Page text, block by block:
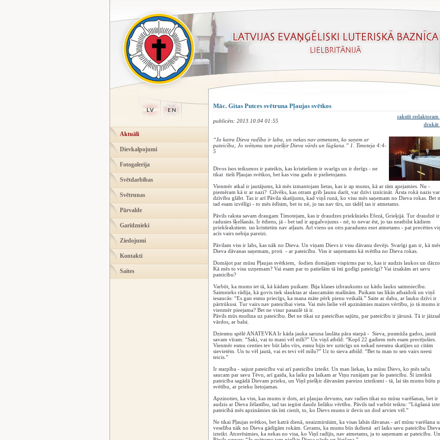
Aktuāli
Dievkalpojumi
Fotogalerija
Svētdarbības
Svētrunas
Pārvalde
Garīdznieki
Ziedojumi
Kontakti
Saites
Māc. Gitas Putces svētruna Pļaujas svētkos
publicēts: 2013.10.04 01:55
rakstīt redaktoram
drukāt
“Jo katra Dieva radība ir laba, un nekas nav atmetams, ko saņem ar
pateicību; Jo svētumu tam piešķir Dieva vārds un lūgšana.” 1. Timoteja 4:4-
5
Divos īsos teikumos ir pateikts, kas kristiešiem ir svarīgs un ir derīgs - ne
tikai tieši Pļaujas svētkos, bet kas visu gadu ir pielietojams.
Vienmēr atkal ir jautājums, kā mēs izmantojam lietas, kas ir ap mums, kā ar tām apejamies. Nu -
piemēram kā ir ar nazi? Cilvēks, kas otram grib ļaunu darīt, var dzīvi iznīcināt. Ārsta rokā nazis var
dzīvību glābt. Tas ir arī Pāvila skatījums, kad viņš runā, ko visu mēs saņemam no Dieva rokas. Bet
tad esam izvēlīgi - to mēs ēdīsim, bet to nē, jo tas nav tīrs, un tādēļ tas ir atmetams.
Pāvils raksta savam draugam Timotejam, kas ir draudzes priekšnieks Efezā, Grieķijā. Tur draudzē ir
radusies šķelšanās. Ir ēdiens, jā - bet tad ir apgalvojums - nē, to nevar ēst, jo tas neatbilst kādiem
priekšrakstiem. tas kristietim nav atļauts. Arī viens un otrs paradums esot atmetams - pat precēties
acīs vairs nebija pareizi.
Pāvilam viss ir labs, kas nāk no Dieva. Un viņam Dievs ir visu dāvanu devējs. Svarīgi gan ir, kā mēs
Dieva dāvanas saņemam, proti - ar pateicību. Viss ir saņemams kā svētība no Dieva rokas.
Domājot par mūsu Pļaujas svētkiem, šodien domājam vispirms par to, kas ir audzis laukos un
Kā mēs to visu uzņemam? Vai esam par to patiešām tā īsti godīgi pateicīgi? Vai izsakām ari savu
pateicību?
Varbūt, ka mums iet tā, kā kādam puikam: Bija klases izbraukums uz kādu lauku saimniecību.
Saimnieks rādīja, kā govis tiek slauktas ar slaucamām mašīnām. Puikam tas likās atbaidoši un viņš
iesaucās: “Es gan esmu priecīgs, ka mana māte pērk pienu veikalā.” Saite ar dabu, ar lauku dzīvi ir
pārtrūkusi. Tur vairs nav pateicībai vieta. Vai mēs lielie vēl apzināmies maizes vērtību, jo tā mums ir
vienmēr pieejama? Bet ne visur pasaulē tā ir.
Pāvils mūs mudina uz pateicību. Bet ne tikai uz pateicības sajūtu, par pateicību ir jārunā. Tā ir
vārdos, ar balsi.
Dziesmu spēlē ANATEVKA Ir kāda jauka saruna laulāta pāra starpā - Sieva, pusmūža gados, jautā
savam vīram: “Saki, vai tu mani vēl mīli?” Un viņš atbild: “Kopš 22 gadiem mēs esam precējušies.
Vienmēr esmu centies tev būt labs vīrs, esmu bijis tev uzticīgs un nekad neesmu skatījies uz citām
sievietēm. Un tu vēl jautā, vai es tevi vēl mīlu?” Uz to sieva atbild: “Bet tu man to sen vairs neesi
teicis.”
Ir starpība - sajust pateicību vai arī pateicību izteikt. Un man liekas, ka mūsu Dievs, ko mēs taču
saucam par savu Tēvu, arī gaida, ka laiku pa laikam ar Viņu runājam par šo pateicību. Šī izteiktā
pateicība sagādā Dievam prieku, un Viņš piešķir dāvanām pareizo izteiksmi - tā, lai tās mums būtu
svētību, ar prieku lietojamas.
Apzinoties, ka viss, kas mums ir dots, ari pļaujas devums, nav radies tikai no mūsu varēšanas, bet ir
audzis ar Dieva žēlastību, tad tas iegūst daudz lielāku vērtību. Pāvils tad varbūt teiktu: “Lūgšanā
pateicībā mēs apzināmies tās īsti cienīt, to, ko Dievs mums ir devis un dod arvien vēl.”
Ne tikai Pļaujas svētkos, bet katrā dienā, neaizmirsīsim, ka visas labās dāvanas - arī mūsu varēšana
veselība nāk no Dieva gādīgām rokām. Cerams, ka mums būs ikdienā arī laiks savu pateicību
izteikt. Atcerēsimies, ka nekas no visa, ko Viņš radījis, nav atmetams, ja to saņemam ar pateicību. Un